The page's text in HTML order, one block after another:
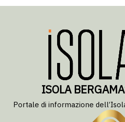
ISOLA
Portale di informazione